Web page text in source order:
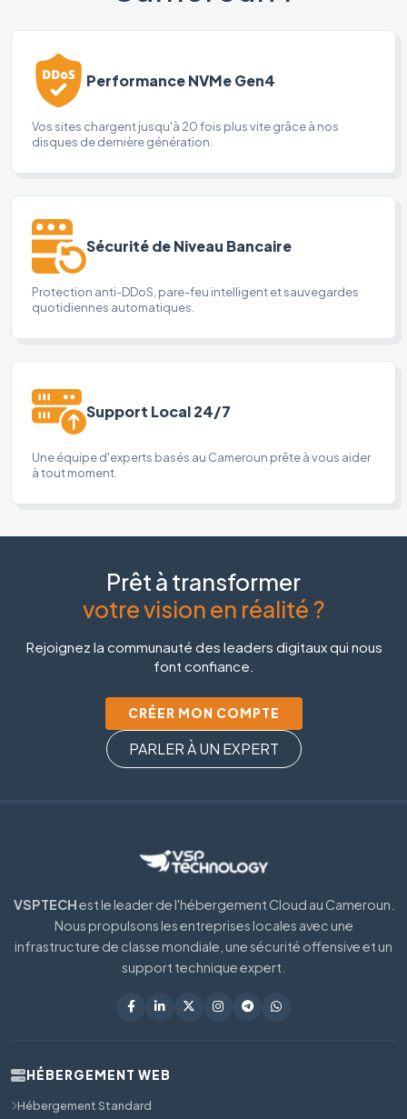
Performance NVMe Gen4
Vos sites chargent jusqu'à 20 fois plus vite grâce à nos
disques de dernière génération.
Sécurité de Niveau Bancaire
Protection anti-DDoS, pare-feu intelligent et sauvegardes
quotidiennes automatiques.
Support Local 24/7
Une équipe d'experts basés au Cameroun prête à vous aider
à tout moment.
Prêt à transformer
votre vision en réalité ?
Rejoignez la communauté des leaders digitaux qui nous
font confiance.
CRÉER MON COMPTE
PARLER À UN EXPERT
VSPTECHest le leader de l'hébergement Cloud au Cameroun.
Nous propulsons les entreprises locales avec une
infrastructure de classe mondiale, une sécurité offensive et un
support technique expert.
HÉBERGEMENT WEB
Hébergement Standard